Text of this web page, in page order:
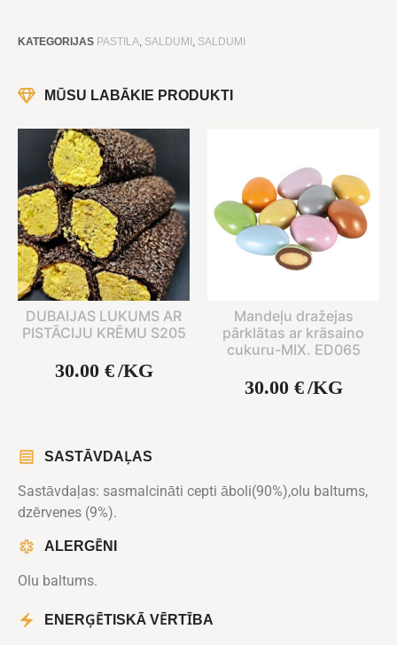
KATEGORIJAS PASTILA SALDUMI SALDUMI
MŪSU LABĀKIE PRODUKTI
DUBAIJAS LUKUMS AR
PISTĀCIJU KRĒMU S205
30.00 €/KG
Mandeļu dražejas
pārklātas ar krāsaino
cukuru-MIX. ED065
30.00 €/KG
SASTĀVDAĻAS
Sastāvdaļas: sasmalcināti cepti āboli(90%),olu baltums,
dzērvenes (9%).
ALERGĒNI
Olu baltums.
ENERĢĒTISKĀ VĒRTĪBA